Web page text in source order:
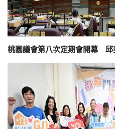
桃園議會第八次定期會開幕 邱